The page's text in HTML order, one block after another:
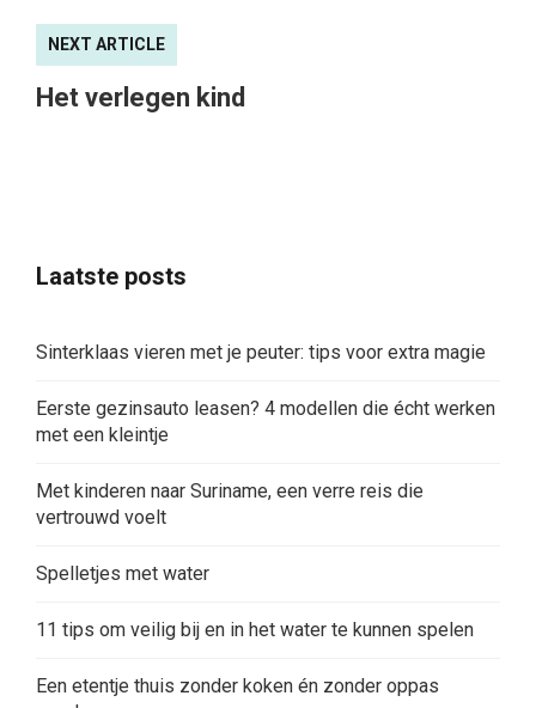
NEXT ARTICLE
Het verlegen kind
Laatste posts
Sinterklaas vieren met je peuter: tips voor extra magie
Eerste gezinsauto leasen? 4 modellen die écht werken
met een kleintje
Met kinderen naar Suriname, een verre reis die
vertrouwd voelt
Spelletjes met water
11 tips om veilig bij en in het water te kunnen spelen
Een etentje thuis zonder koken én zonder oppas